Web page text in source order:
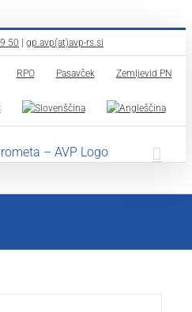
50 gp.avp(at)avp-rs.si
RPO Pasavček Zemljevid PN